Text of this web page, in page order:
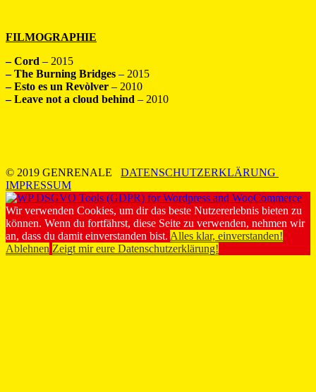
FILMOGRAPHIE
– Cord – 2015
– The Burning Bridges – 2015
– Esto es un Revòlver – 2010
– Leave not a cloud behind – 2010
© 2019 GENRENALE DATENSCHUTZERKLÄRUNG
IMPRESSUM
Wir verwenden Cookies, um dir das beste Nutzererlebnis bieten zu
können. Wenn du fortfährst, diese Seite zu verwenden, nehmen wir
an, dass du damit einverstanden bist. Alles klar, einverstanden!
Ablehnen Zeigt mir eure Datenschutzerklärung!